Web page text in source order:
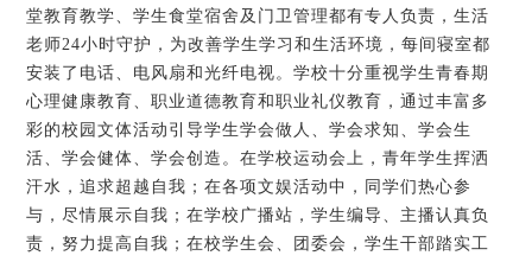
堂教育教学、学生食堂宿舍及门卫管理都有专人负责，生活
老师24小时守护，为改善学生学习和生活环境，每间寝室都
安装了电话、电风扇和光纤电视。学校十分重视学生青春期
心理健康教育、职业道德教育和职业礼仪教育，通过丰富多
彩的校园文体活动引导学生学会做人、学会求知、学会生
活、学会健体、学会创造。在学校运动会上，青年学生挥洒
汗水，追求超越自我；在各项文娱活动中，同学们热心参
与，尽情展示自我；在学校广播站，学生编导、主播认真负
责，努力提高自我；在校学生会、团委会，学生干部踏实工